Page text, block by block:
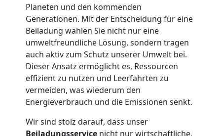
Planeten und den kommenden
Generationen. Mit der Entscheidung für eine
Beiladung wählen Sie nicht nur eine
umweltfreundliche Lösung, sondern tragen
auch aktiv zum Schutz unserer Umwelt bei.
Dieser Ansatz ermöglicht es, Ressourcen
effizient zu nutzen und Leerfahrten zu
vermeiden, was wiederum den
Energieverbrauch und die Emissionen senkt.
Wir sind stolz darauf, dass unser
Beiladungsservice nicht nur wirtschaftliche,
Tresortransport
Leonding
Umzug